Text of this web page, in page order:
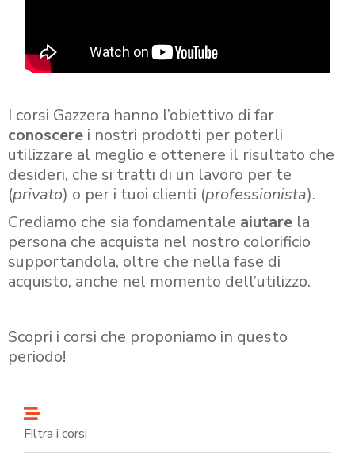
I corsi Gazzera hanno l’obiettivo di far
conoscere i nostri prodotti per poterli
utilizzare al meglio e ottenere il risultato che
desideri, che si tratti di un lavoro per te
(privato) o per i tuoi clienti (professionista).
Crediamo che sia fondamentale aiutare la
persona che acquista nel nostro colorificio
supportandola, oltre che nella fase di
acquisto, anche nel momento dell’utilizzo.
Scopri i corsi che proponiamo in questo
periodo!
Filtra i corsi